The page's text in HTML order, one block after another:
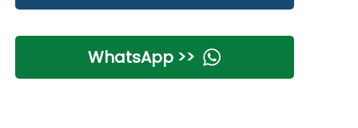
WhatsApp >>